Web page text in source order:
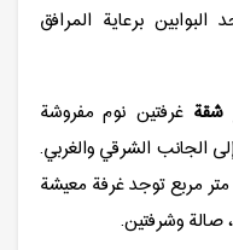
برعاية المرافق
شقةغرفتين نوم مفروشة
الجانب الشرقي والغربي.
على مساحة معيشة إجمالية قدرها 120 متر مربع توجد غرفة معيشة
صالة وشرفتين.